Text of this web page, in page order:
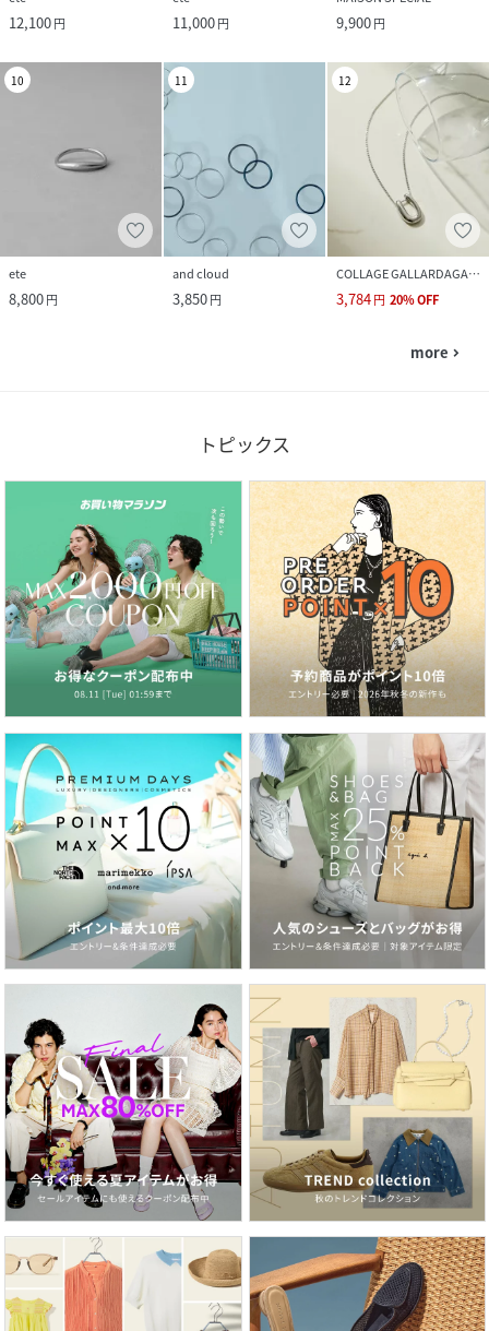
12,100円 11,000円 9,900円
10
ete
8,800円
11
and cloud
3,850円
12
COLLAGE GALLARDAGALANTE
3,784円 20%OFF
more navigate_next
トピックス